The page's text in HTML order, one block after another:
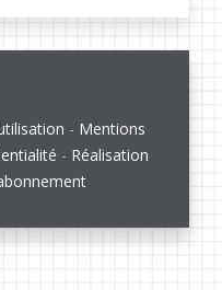
- Mentions
- Réalisation